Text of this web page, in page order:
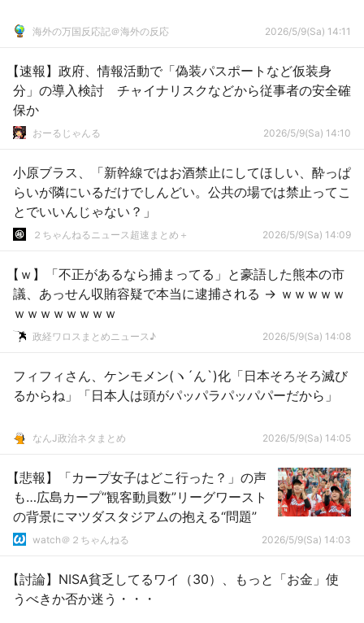
海外の万国反応記＠海外の反応 2026/5/9(Sa) 14:11
【速報】政府、情報活動で「偽装パスポートなど仮装身
分」の導入検討 チャイナリスクなどから従事者の安全確
保か
おーるじゃんる 2026/5/9(Sa) 14:10
小原ブラス、「新幹線ではお酒禁止にしてほしい、酔っぱ
らいが隣にいるだけでしんどい。公共の場では禁止ってこ
とでいいんじゃない？」
２ちゃんねるニュース超速まとめ＋ 2026/5/9(Sa) 14:09
【ｗ】「不正があるなら捕まってる」と豪語した熊本の市
議、あっせん収賄容疑で本当に逮捕される → ｗｗｗｗｗ
ｗｗｗｗｗｗｗｗ
政経ワロスまとめニュース♪ 2026/5/9(Sa) 14:08
フィフィさん、ケンモメン(ヽ´ん`)化「日本そろそろ滅び
るからね」「日本人は頭がパッパラパッパパーだから」
なんJ政治ネタまとめ 2026/5/9(Sa) 14:05
【悲報】「カープ女子はどこ行った？」の声
も…広島カープ“観客動員数”リーグワースト
の背景にマツダスタジアムの抱える“問題”
watch＠２ちゃんねる 2026/5/9(Sa) 14:03
【討論】NISA貧乏してるワイ（30）、もっと「お金」使
うべきか否か迷う・・・